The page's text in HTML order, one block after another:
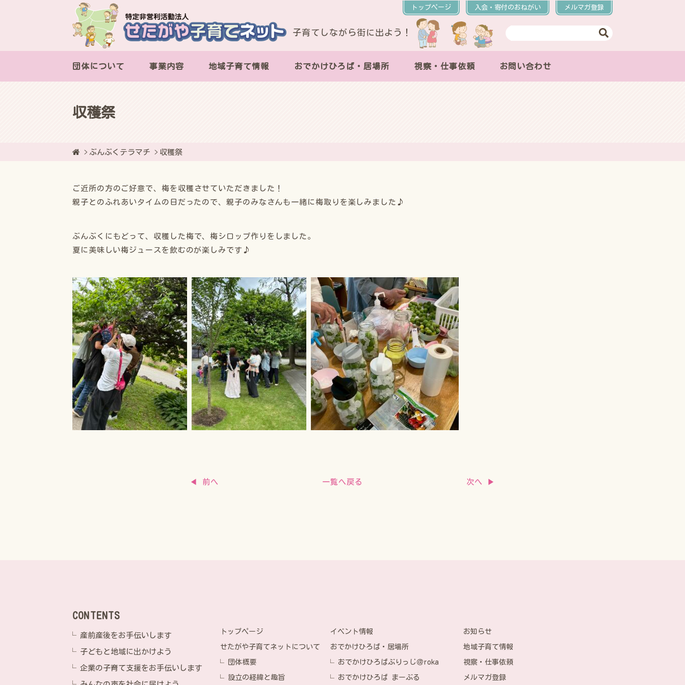
子育てしながら街に出よう！
トップページ 入会・寄付のおねがい メルマガ登録
団体について 事業内容 地域子育て情報 おでかけひろば・居場所 視察・仕事依頼 お問い合わせ
収穫祭
ぶんぶくテラマチ 収穫祭
ご近所の方のご好意で、梅を収穫させていただきました！
親子とのふれあいタイムの日だったので、親子のみなさんも一緒に梅取りを楽しみました♪
ぶんぶくにもどって、収穫した梅で、梅シロップ作りをしました。
夏に美味しい梅ジュースを飲むのが楽しみです♪
◀ 前へ 次へ ▶
一覧へ戻る
CONTENTS
産前産後をお手伝いします
子どもと地域に出かけよう
企業の子育て支援をお手伝いします
トップページ
せたがや子育てネットについて
団体概要
設立の経緯と趣旨
イベント情報
おでかけひろば・居場所
おでかけひろばぶりっじ＠roka
おでかけひろば まーぶる
お知らせ
地域子育て情報
視察・仕事依頼
メルマガ登録